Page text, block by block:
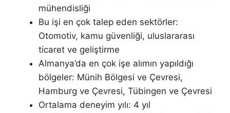
mühendisliği
Bu işi en çok talep eden sektörler:
Otomotiv, kamu güvenliği, uluslararası
ticaret ve geliştirme
Almanya’da en çok işe alımın yapıldığı
bölgeler: Münih Bölgesi ve Çevresi,
Hamburg ve Çevresi, Tübingen ve Çevresi
Ortalama deneyim yılı: 4 yıl